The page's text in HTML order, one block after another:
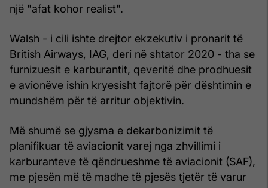
një "afat kohor realist".
Walsh - i cili ishte drejtor ekzekutiv i pronarit të
British Airways, IAG, deri në shtator 2020 - tha se
furnizuesit e karburantit, qeveritë dhe prodhuesit
e avionëve ishin kryesisht fajtorë për dështimin e
mundshëm për të arritur objektivin.
Më shumë se gjysma e dekarbonizimit të
planifikuar të aviacionit varej nga zhvillimi i
karburanteve të qëndrueshme të aviacionit (SAF),
me pjesën më të madhe të pjesës tjetër të varur